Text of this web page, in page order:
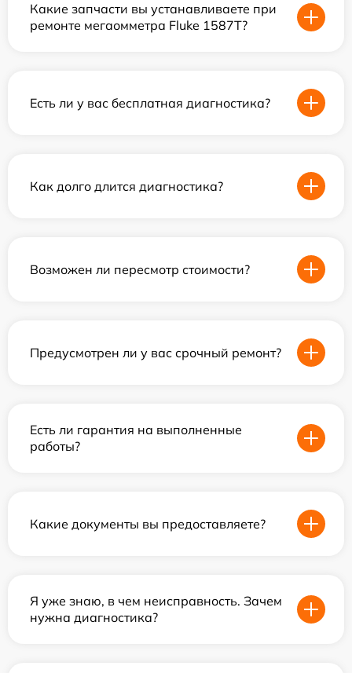
Какие запчасти вы устанавливаете при
ремонте мегаомметра Fluke 1587T?
Есть ли у вас бесплатная диагностика?
Как долго длится диагностика?
Возможен ли пересмотр стоимости?
Предусмотрен ли у вас срочный ремонт?
Есть ли гарантия на выполненные
работы?
Какие документы вы предоставляете?
Я уже знаю, в чем неисправность. Зачем
нужна диагностика?